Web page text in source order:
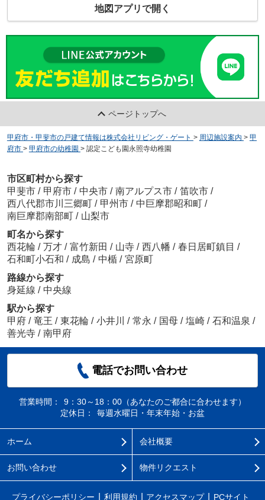
地図アプリで開く
ページトップへ
甲府市・甲斐市の戸建て情報は株式会社リビング・ゲート > 周辺施設案内 > 甲
府市 > 甲府市の幼稚園 > 認定こども園永照寺幼稚園
市区町村から探す
甲斐市 / 甲府市 / 中央市 / 南アルプス市 / 笛吹市 /
西八代郡市川三郷町 / 甲州市 / 中巨摩郡昭和町 /
南巨摩郡南部町 / 山梨市
町名から探す
西花輪 / 万才 / 富竹新田 / 山寺 / 西八幡 / 春日居町鎮目 /
石和町小石和 / 成島 / 中楯 / 宮原町
路線から探す
身延線 / 中央線
駅から探す
甲府 / 竜王 / 東花輪 / 小井川 / 常永 / 国母 / 塩崎 / 石和温泉 /
善光寺 / 南甲府
電話でお問い合わせ
営業時間：
9：30～18：00（あなたのご都合に合わせます）
定休日：
毎週水曜日・年末年始・お盆
ホーム 会社概要
お問い合わせ 物件リクエスト
プライバシーポリシー 利用規約 アクセスマップ PCサイト